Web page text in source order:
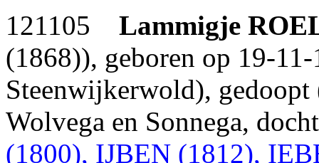
121105 Lammigje
(1868)), geboren op 19-
Steenwijkerwold),
Wolvega en Sonnega,
(1800), IJBEN (1812),